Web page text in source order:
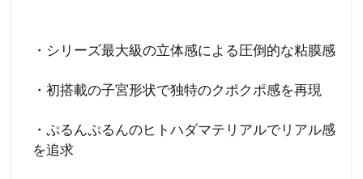
・シリーズ最大級の立体感による圧倒的な粘膜感
・初搭載の子宮形状で独特のクポクポ感を再現
・ぷるんぷるんのヒトハダマテリアルでリアル感
を追求